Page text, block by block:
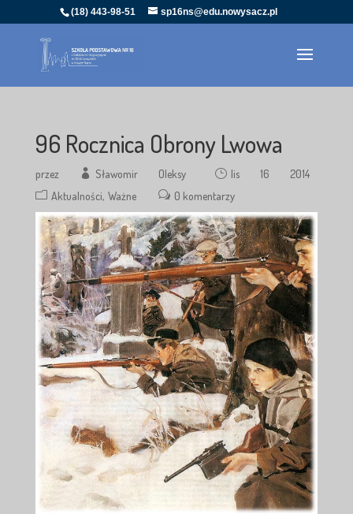
(18) 443-98-51 sp16ns@edu.nowysacz.pl
96 Rocznica Obrony Lwowa
przez Sławomir Oleksy
lis 16 2014
Aktualności Ważne 0 komentarzy